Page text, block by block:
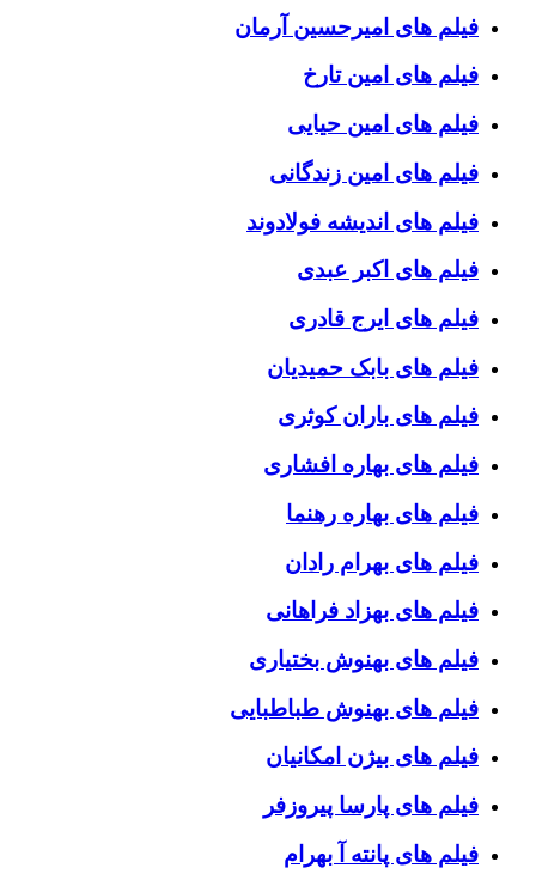
فیلم های امیرحسین آرمان
فیلم های امین تارخ
فیلم های امین حیایی
فیلم های امین زندگانی
فیلم های اندیشه فولادوند
فیلم های اکبر عبدی
فیلم های ایرج قادری
فیلم های بابک حمیدیان
فیلم های باران کوثری
فیلم های بهاره افشاری
فیلم های بهاره رهنما
فیلم های بهرام رادان
فیلم های بهزاد فراهانی
فیلم های بهنوش بختیاری
فیلم های بهنوش طباطبایی
فیلم های بیژن امکانیان
فیلم های پارسا پیروزفر
فیلم های پانته آ بهرام